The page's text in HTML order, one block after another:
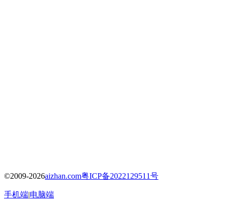
©2009-2026aizhan.com粤ICP备2022129511号
手机端|电脑端